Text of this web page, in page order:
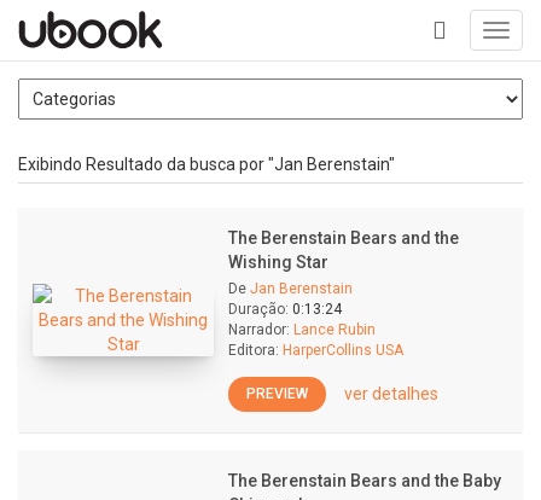
+
Exibindo Resultado da busca por "Jan Berenstain"
The Berenstain Bears and the
Wishing Star
De Jan Berenstain
Duração: 0:13:24
Narrador: Lance Rubin
Editora: HarperCollins USA
PREVIEW ver detalhes
The Berenstain Bears and the Baby